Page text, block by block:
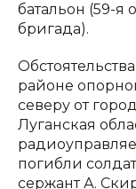
батальон (59-я
бригада).
районе
северу от
Луганская
погибли
сержант А.